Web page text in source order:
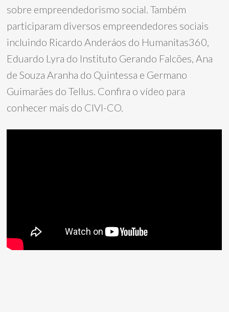
sobre empreendedorismo social. Também
participaram diversos empreendedores sociais
incluindo Ricardo Anderáos do Humanitas360,
Eduardo Lyra do Instituto Gerando Falcões, Ana
de Souza Aranha do Quintessa e Germano
Guimarães do Tellus. Confira o vídeo para
conhecer mais do CIVI-CO.